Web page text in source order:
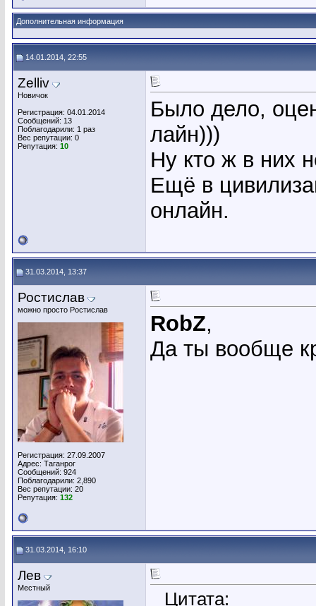
Дополнительная информация
14.01.2014, 22:55
Zelliv
Новичок
Регистрация: 04.01.2014
Сообщений: 13
Поблагодарили: 1 раз
Вес репутации: 0
Репутация: 10
Было дело,
лайн)))
Ну кто ж в них
Ещё в
онлайн.
31.03.2014, 13:37
Ростислав
можно просто Ростислав
Регистрация: 27.09.2007
Адрес: Таганрог
Сообщений: 924
Поблагодарили: 2,890
Вес репутации: 20
Репутация: 132
RobZ,
Да ты вообще
31.03.2014, 16:10
Лев
Местный
Цитата: